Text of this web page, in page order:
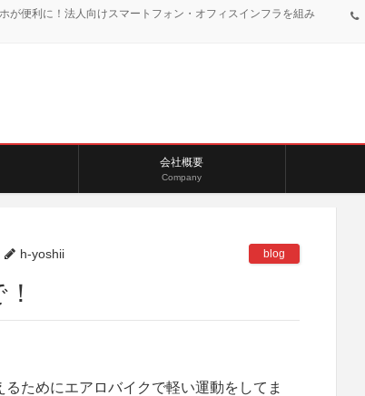
が便利に！法人向けスマートフォン・オフィスインフラを組み
会社概要
Company
h-yoshii blog
ためにエアロバイクで軽い運動をしてま